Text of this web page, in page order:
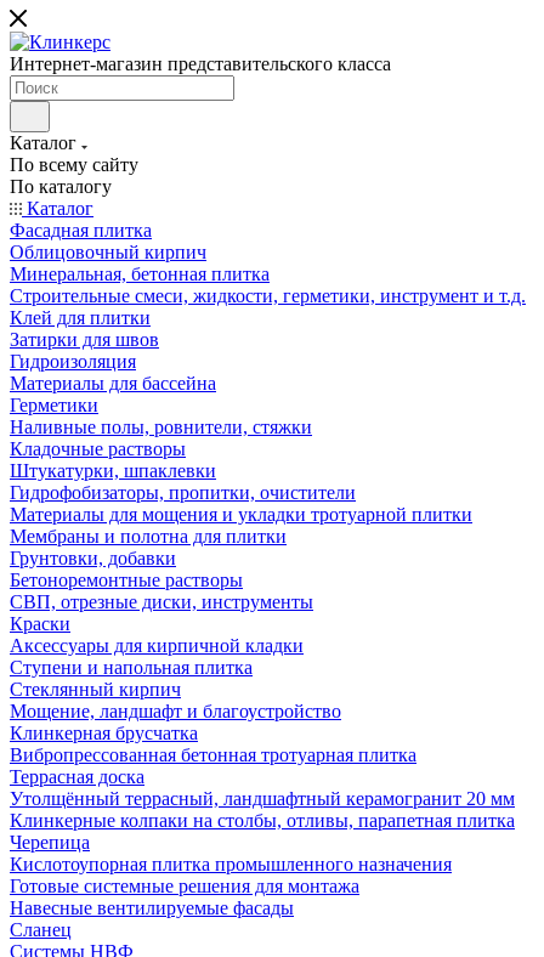
Интернет-магазин представительского класса
Каталог
По всему сайту
По каталогу
Каталог
Фасадная плитка
Облицовочный кирпич
Минеральная, бетонная плитка
Строительные смеси, жидкости, герметики, инструмент и т.д.
Клей для плитки
Затирки для швов
Гидроизоляция
Материалы для бассейна
Герметики
Наливные полы, ровнители, стяжки
Кладочные растворы
Штукатурки, шпаклевки
Гидрофобизаторы, пропитки, очистители
Материалы для мощения и укладки тротуарной плитки
Мембраны и полотна для плитки
Грунтовки, добавки
Бетоноремонтные растворы
СВП, отрезные диски, инструменты
Краски
Аксессуары для кирпичной кладки
Ступени и напольная плитка
Cтеклянный кирпич
Мощение, ландшафт и благоустройство
Клинкерная брусчатка
Вибропрессованная бетонная тротуарная плитка
Террасная доска
Утолщённый террасный, ландшафтный керамогранит 20 мм
Клинкерные колпаки на столбы, отливы, парапетная плитка
Черепица
Кислотоупорная плитка промышленного назначения
Готовые системные решения для монтажа
Навесные вентилируемые фасады
Сланец
Системы НВФ